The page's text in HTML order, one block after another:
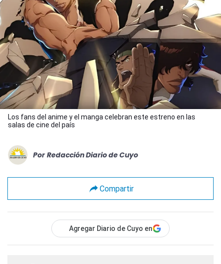
Los fans del anime y el manga celebran este estreno en las
salas de cine del país
Por Redacción Diario de Cuyo
Compartir
Agregar Diario de Cuyo en